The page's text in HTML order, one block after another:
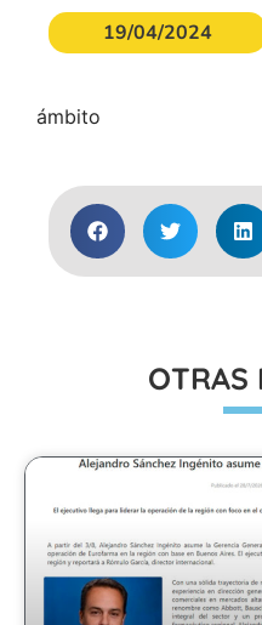
19/04/2024
ámbito
OTRAS